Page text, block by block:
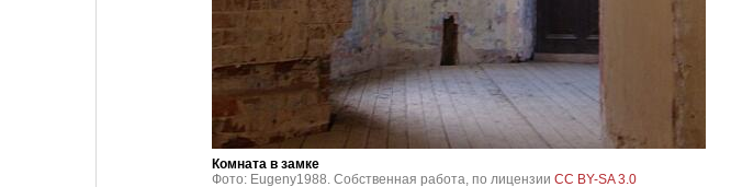
Комната в замке
Фото: Eugeny1988. Собственная работа, по лицензии CC BY-SA 3.0